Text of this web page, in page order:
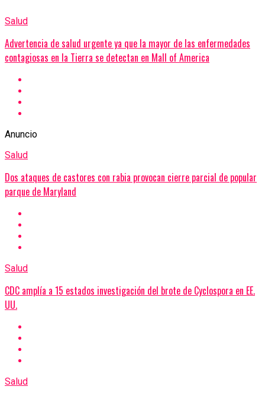
Salud
Advertencia de salud urgente ya que la mayor de las enfermedades
contagiosas en la Tierra se detectan en Mall of America
Anuncio
Salud
Dos ataques de castores con rabia provocan cierre parcial de popular
parque de Maryland
Salud
CDC amplía a 15 estados investigación del brote de Cyclospora en EE.
UU.
Salud